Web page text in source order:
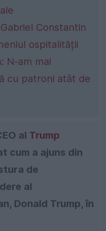
Constantin
ospitalității
N-am mai
cu patroni atât de
al Trump
cum a ajuns din
de
al
Donald Trump, în